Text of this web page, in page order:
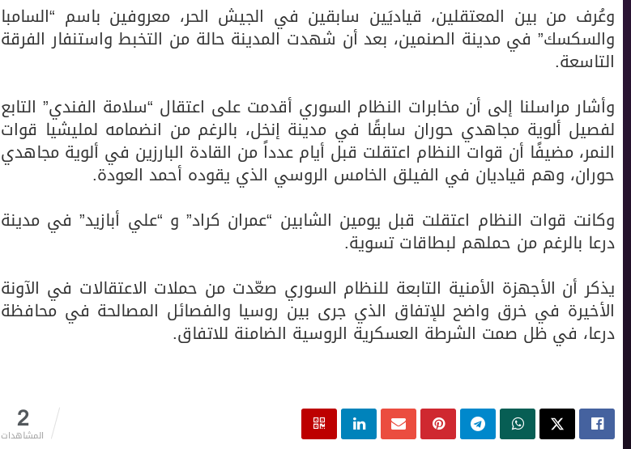
وعُرف من بين المعتقلين، قياديَين سابقين في الجيش الحر، معروفين باسم “السامبا
والسكسك” في مدينة الصنمين، بعد أن شهدت المدينة حالة من التخبط واستنفار الفرقة
التاسعة.
وأشار مراسلنا إلى أن مخابرات النظام السوري أقدمت على اعتقال “سلامة الفندي” التابع
لفصيل ألوية مجاهدي حوران سابقًا في مدينة إنخل، بالرغم من انضمامه لمليشيا قوات
النمر، مضيفًا أن قوات النظام اعتقلت قبل أيام عدداً من القادة البارزين في ألوية مجاهدي
حوران، وهم قياديان في الفيلق الخامس الروسي الذي يقوده أحمد العودة.
وكانت قوات النظام اعتقلت قبل يومين الشابين “عمران كراد” و “علي أبازيد” في مدينة
درعا بالرغم من حملهم لبطاقات تسوية.
يذكر أن الأجهزة الأمنية التابعة للنظام السوري صعّدت من حملات الاعتقالات في الآونة
الأخيرة في خرق واضح للإتفاق الذي جرى بين روسيا والفصائل المصالحة في محافظة
درعا، في ظل صمت الشرطة العسكرية الروسية الضامنة للاتفاق.
2
المشاهدات